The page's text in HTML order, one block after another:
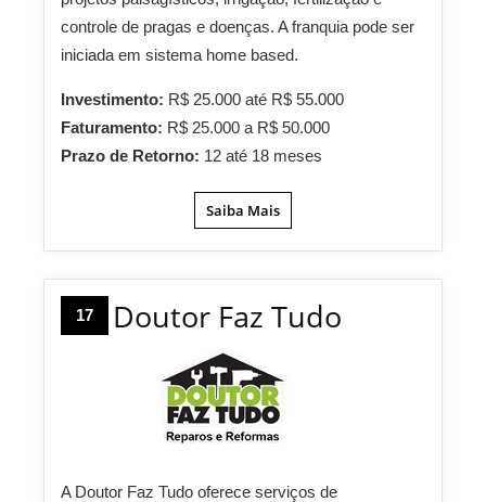
controle de pragas e doenças. A franquia pode ser
iniciada em sistema home based.
Investimento: R$ 25.000 até R$ 55.000
Faturamento: R$ 25.000 a R$ 50.000
Prazo de Retorno: 12 até 18 meses
Saiba Mais
17 Doutor Faz Tudo
A Doutor Faz Tudo oferece serviços de